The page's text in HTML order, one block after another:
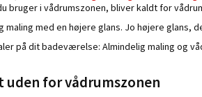
bruger i vådrumszonen, bliver kaldt for
med en højere glans. Jo højere
på dit badeværelse: Almindelig maling og
uden for vådrumszonen